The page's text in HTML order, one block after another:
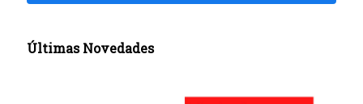
Últimas Novedades